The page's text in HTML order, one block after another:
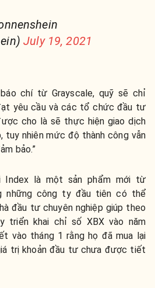
July 19, 2021
chí từ Grayscale, quỹ sẽ chỉ
yêu cầu và các tổ chức đầu tư
cho là sẽ thực hiện giao dịch
nhiên mức độ thành công vẫn
bảo.”
Index là một sản phẩm mới từ
những công ty đầu tiên có thể
đầu tư chuyên nghiệp giúp theo
triển khai chỉ số XBX vào năm
vào tháng 1 rằng họ đã mua lại
trị khoản đầu tư chưa được tiết